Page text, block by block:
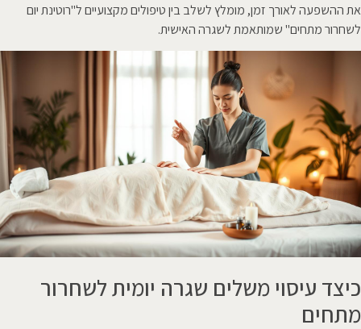
את ההשפעה לאורך זמן, מומלץ לשלב בין טיפולים מקצועיים ל"רוטינת יום
לשחרור מתחים" שמותאמת לשגרה האישית.
כיצד עיסוי משלים שגרה יומית לשחרור
מתחים